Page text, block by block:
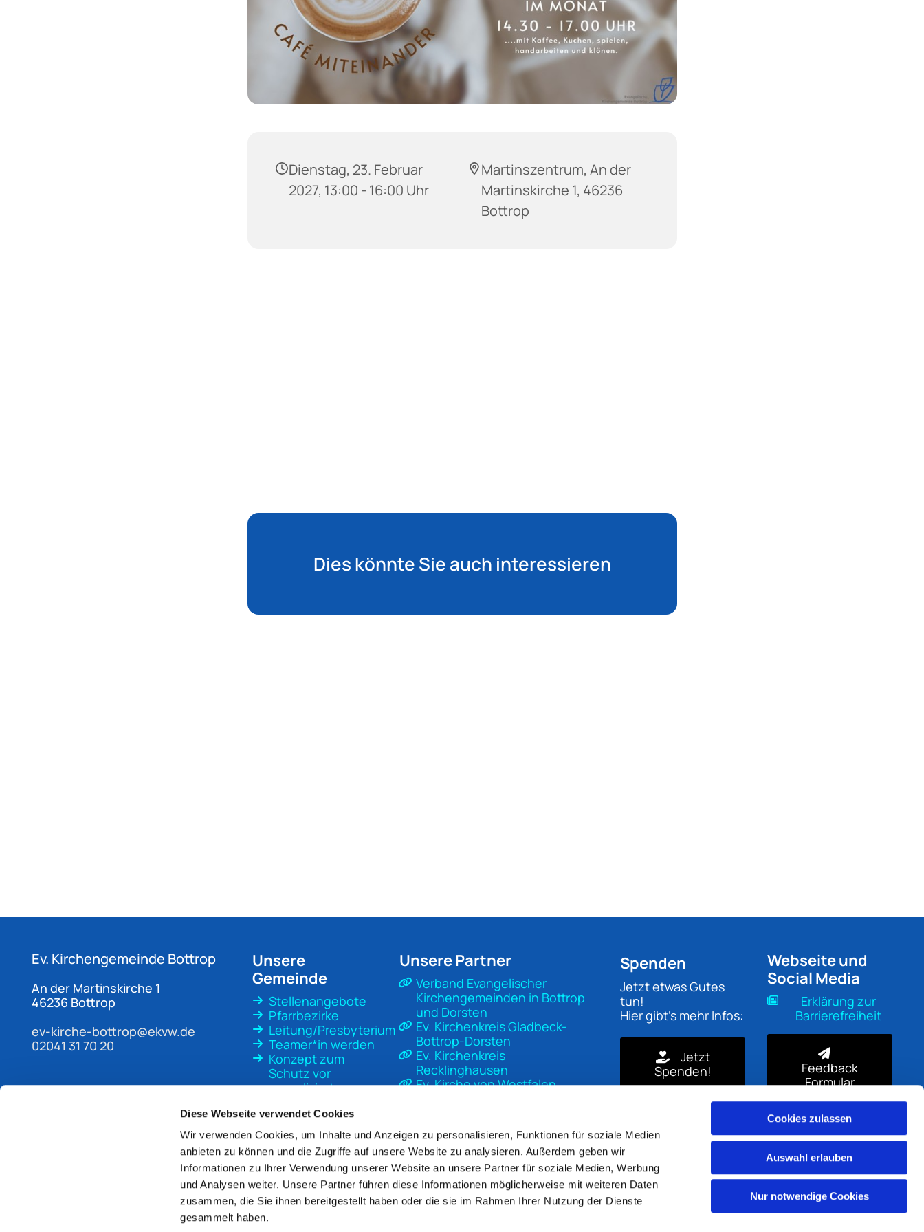
Diese Webseite verwendet Cookies
Wir verwenden Cookies, um Inhalte und Anzeigen zu personalisieren, Funktionen für soziale Medien
anbieten zu können und die Zugriffe auf unsere Website zu analysieren. Außerdem geben wir
Informationen zu Ihrer Verwendung unserer Website an unsere Partner für soziale Medien, Werbung
und Analysen weiter. Unsere Partner führen diese Informationen möglicherweise mit weiteren Daten
zusammen, die Sie ihnen bereitgestellt haben oder die sie im Rahmen Ihrer Nutzung der Dienste
gesammelt haben.
Cookies zulassen
Auswahl erlauben
Nur notwendige Cookies
Dienstag, 23. Februar
2027, 13:00 - 16:00 Uhr
Martinszentrum, An der
Martinskirche 1, 46236
Bottrop
Dies könnte Sie auch interessieren
Ev. Kirchengemeinde Bottrop
An der Martinskirche 1
46236 Bottrop
ev-kirche-bottrop@ekvw.de
02041 31 70 20
Unsere
Gemeinde
Stellenangebote
Pfarrbezirke
Leitung/Presbyterium
Teamer*in werden
Konzept zum
Schutz vor
sexualisierter
Unsere Partner
Verband Evangelischer
Kirchengemeinden in Bottrop
und Dorsten
Ev. Kirchenkreis Gladbeck-
Bottrop-Dorsten
Ev. Kirchenkreis
Recklinghausen
Ev. Kirche von Westfalen
Bottrop-Dorsten
Unsere Kirche
Mach Kirche
Spenden
Jetzt etwas Gutes
tun!
Hier gibt's mehr Infos:
Jetzt
Spenden!
Webseite und
Social Media
Erklärung zur
Barrierefreiheit
Feedback
Formular